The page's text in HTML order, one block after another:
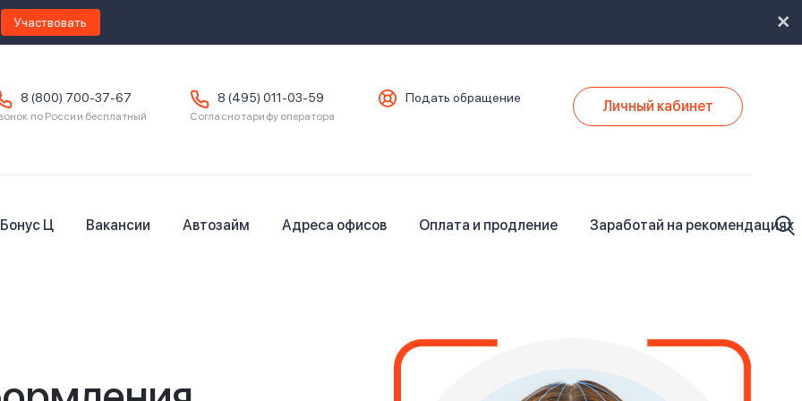
Участвовать
8 (800) 700-37-67
по России бесплатный
8 (495) 011-03-59
Согласно тарифу оператора
Подать обращение Личный кабинет
Бонус Ц Вакансии Автозайм Адреса офисов Оплата и продление Заработай на рекомендациях